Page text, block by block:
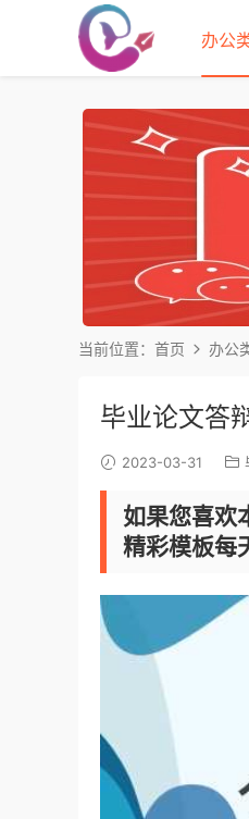
办公
当前位置： 首页 办公
毕业论文答
2023-03-31
如果您喜欢
精彩模板每